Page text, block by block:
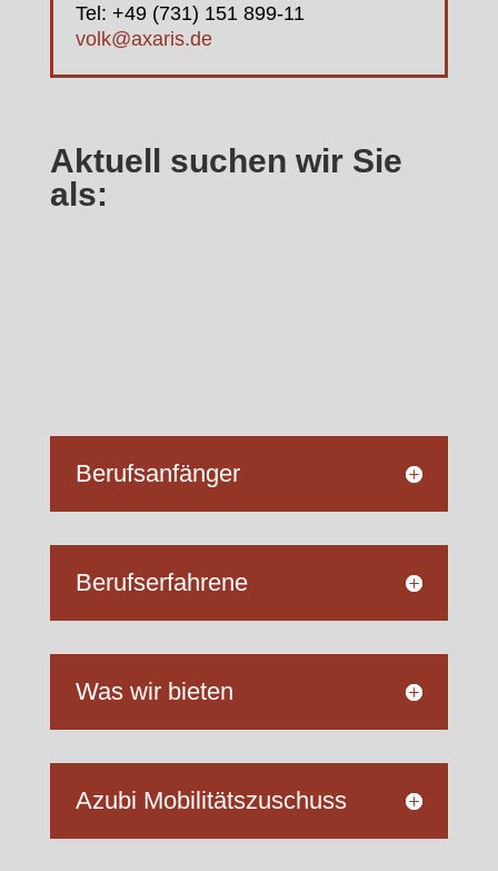
Tel: +49 (731) 151 899-11
volk@axaris.de
Aktuell suchen wir Sie
als:
Berufsanfänger
Berufserfahrene
Was wir bieten
Azubi Mobilitätszuschuss